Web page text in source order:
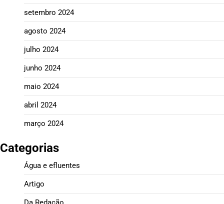
setembro 2024
agosto 2024
julho 2024
junho 2024
maio 2024
abril 2024
março 2024
Categorias
Água e efluentes
Artigo